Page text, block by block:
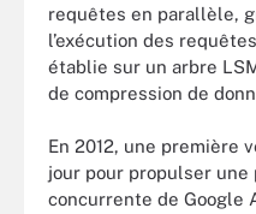
requêtes en parallèle,
l’exécution des
établie sur un arbre
de compression de
En 2012, une première
jour pour propulser
concurrente de Google